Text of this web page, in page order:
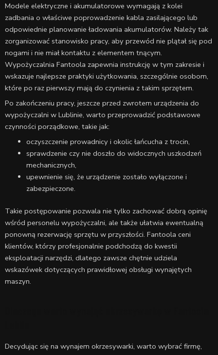
Modele elektryczne i akumulatorowe wymagają z kolei
zadbania o właściwe poprowadzenie kabla zasilającego lub
odpowiednie planowanie ładowania akumulatorów. Należy tak
zorganizować stanowisko pracy, aby przewód nie plątał się pod
nogami i nie miał kontaktu z elementem tnącym.
Wypożyczalnia Fantoola zapewnia instrukcję w tym zakresie i
wskazuje najlepsze praktyki użytkowania, szczególnie osobom,
które po raz pierwszy mają do czynienia z takim sprzętem.
Po zakończeniu pracy, jeszcze przed zwrotem urządzenia do
wypożyczalni w Lublinie, warto przeprowadzić podstawowe
czynności porządkowe, takie jak:
oczyszczenie prowadnicy i okolic łańcucha z trocin,
sprawdzenie czy nie doszło do widocznych uszkodzeń
mechanicznych,
upewnienie się, że urządzenie zostało wyłączone i
zabezpieczone.
Takie postępowanie pozwala nie tylko zachować dobrą opinię
wśród personelu wypożyczalni, ale także ułatwia ewentualną
ponowną rezerwację sprzętu w przyszłości. Fantoola ceni
klientów, którzy profesjonalnie podchodzą do kwestii
eksploatacji narzędzi, dlatego zawsze chętnie udziela
wskazówek dotyczących prawidłowej obsługi wynajętych
maszyn.
Decydując się na wynajem okrzesywarki, warto wybrać firmę,